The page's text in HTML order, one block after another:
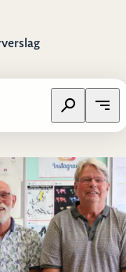
Zoeken op